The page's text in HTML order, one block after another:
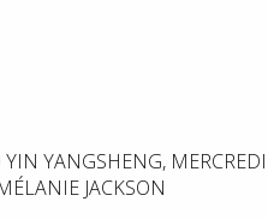
YIN YANGSHENG,
JACKSON